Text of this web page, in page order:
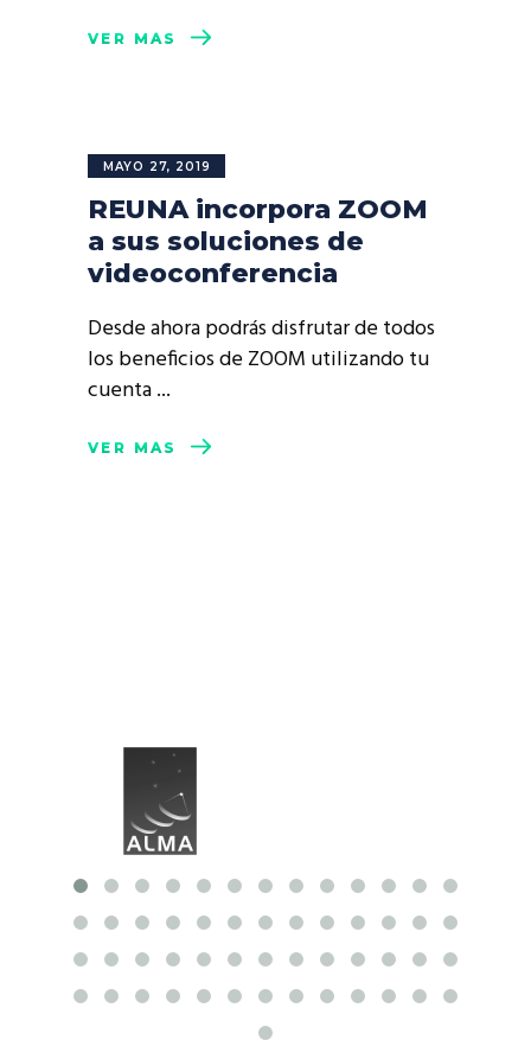
VER MÁS
MAYO 27, 2019
REUNA incorpora ZOOM
a sus soluciones de
videoconferencia
Desde ahora podrás disfrutar de todos
los beneficios de ZOOM utilizando tu
cuenta
VER MÁS